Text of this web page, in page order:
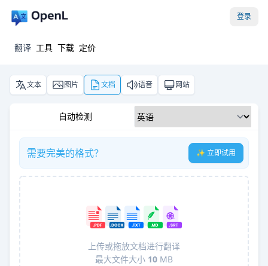
登录
翻译 工具 下载 定价
文本 图片 文档 语音 网站
自动检测
需要完美的格式？ ✨ 立即试用
上传或拖放文档进行翻译
最大文件大小 10 MB